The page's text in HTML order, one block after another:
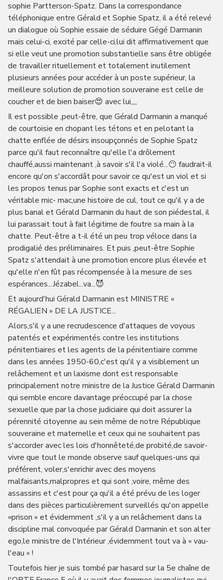
sophie Partterson-Spatz. Dans la correspondance
téléphonique entre Gérald et Sophie Spatz, il a été relevé
un dialogue où Sophie essaie de séduire Gégé Darmanin
mais celui-ci, excité par celle-ci,lui dit affirmativement que
si elle veut une promotion substantielle sans être obligée
de travailler rituellement et totalement inutilement
plusieurs années pour accéder à un poste supérieur, la
meilleure solution de promotion souveraine est celle de
coucher et de bien baiser😍 avec lui,,,,
Il est possible ,peut-être, que Gérald Darmanin a manqué
de courtoisie en chopant les tétons et en pelotant la
chatte enflée de désirs insoupçonnés de Sophie Spatz
parce qu'il faut reconnaître qu'elle l'a drôlement
chauffé,aussi maintenant ,à savoir s'il l'a violé...😶 faudrait-il
encore qu'on s'accordât pour savoir ce qu'est un viol et si
les propos tenus par Sophie sont exacts et c'est un
véritable mic- mac,une histoire de cul, tout ce qu'il y a de
plus banal et Gérald Darmanin du haut de son piédestal, il
lui parassait tout à fait légitime de foutre sa main à la
chatte. Peut-être a t-il été un peu trop véloce dans la
prodigalié des préliminaires. Et puis ,peut-être Sophie
Spatz s'attendait à une promotion encore plus élevée et
qu'elle n'en fût pas récompensée à la mesure de ses
espérances...Jézabel...va...😈
Et aujourd'hui Gérald Darmanin est MINISTRE «
RÉGALIEN » DE LA JUSTICE...
Alors,s'il y a une recrudescence d'attaques de voyous
patentés et expérimentés contre les institutions
pénitentiaires et les agents de la pénitentiaire comme
dans les années 1950-60,c'est qu'il y a visiblement un
relâchement et un laxisme dont est responsable
principalement notre ministre de la Justice Gérald Darmanin
qui semble encore davantage préoccupé par la chose
sexuelle que par la chose judiciaire qui doit assurer la
pérennité citoyenne au sein même de notre République
souveraine et maternelle et ceux qui ne souhaitent pas
s'accorder avec les lois d'honnêteté,de probité,de savoir-
vivre que tout le monde observe sauf quelques-uns qui
préférent, voler,s'enrichir avec des moyens
malfaisants,malpropres et qui sont ,voire, même des
assassins et c'est pour ça qu'il a été prévu de les loger
dans des pièces particulièrement surveillés qu'on appelle
«prison » et évidemment ,s'il y a un relâchement dans la
discipline mal convoquée par Gérald Darmanin et son alter
ego,le ministre de l'Intérieur ,évidemment tout va à « vau-
l'eau » !
Toutefois hier je suis tombé par hasard sur la 5e chaîne de